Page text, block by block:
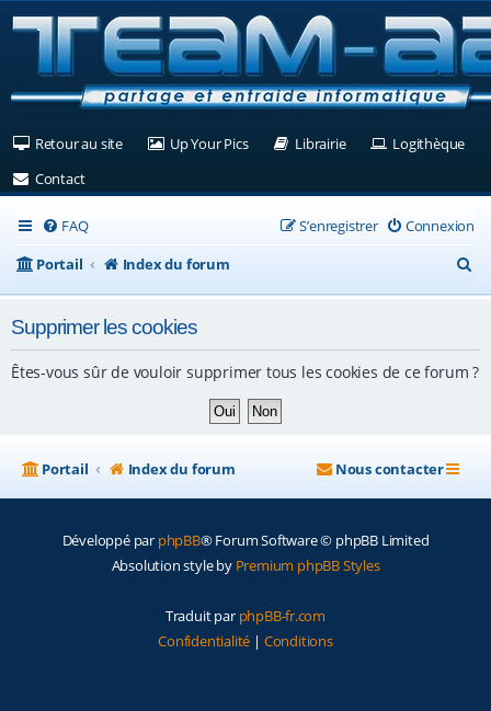
Retour au site(Ouvre un nouvel onglet)
Up Your Pics(Ouvre un nouvel onglet)
Librairie(Ouvre un nouvel
Logithèque
Contact(Ouvre un nouvel onglet)
FAQ Connexion
S’enregistrer
Portail
Index du forum
e
Supprimer les cookies
Êtes-vous sûr de vouloir supprimer tous les cookies de ce forum ?
Portail Index du forum Nous contacter
Développé par phpBB® Forum Software © phpBB Limited
Absolution style by Premium phpBB Styles
Traduit par phpBB-fr.com
Confidentialité | Conditions